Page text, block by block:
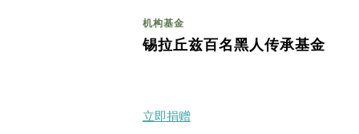
机构基金
锡拉丘兹百名黑人传承基金
立即捐赠